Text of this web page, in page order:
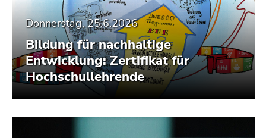
Donnerstag, 25.6.2026
Bildung für nachhaltige
Entwicklung: Zertifikat für
Hochschullehrende